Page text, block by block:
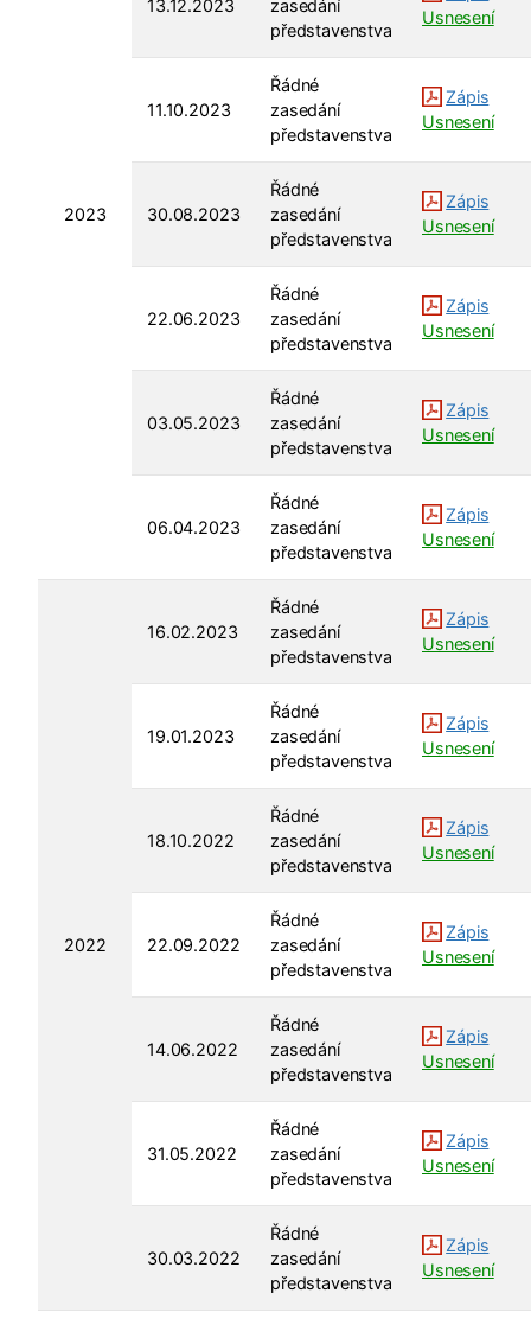
2023
13.12.2023
zasedání
představenstva
Usnesení
11.10.2023
Řádné
zasedání
představenstva
Zápis
Usnesení
30.08.2023
Řádné
zasedání
představenstva
Zápis
Usnesení
22.06.2023
Řádné
zasedání
představenstva
Zápis
Usnesení
03.05.2023
Řádné
zasedání
představenstva
Zápis
Usnesení
06.04.2023
Řádné
zasedání
představenstva
Zápis
Usnesení
2022
16.02.2023
Řádné
zasedání
představenstva
Zápis
Usnesení
19.01.2023
Řádné
zasedání
představenstva
Zápis
Usnesení
18.10.2022
Řádné
zasedání
představenstva
Zápis
Usnesení
22.09.2022
Řádné
zasedání
představenstva
Zápis
Usnesení
14.06.2022
Řádné
zasedání
představenstva
Zápis
Usnesení
31.05.2022
Řádné
zasedání
představenstva
Zápis
Usnesení
30.03.2022
Řádné
zasedání
představenstva
Zápis
Usnesení